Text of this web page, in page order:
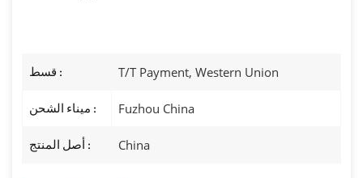
قسط : T/T Payment, Western Union
ميناء الشحن : Fuzhou China
أصل المنتج : China